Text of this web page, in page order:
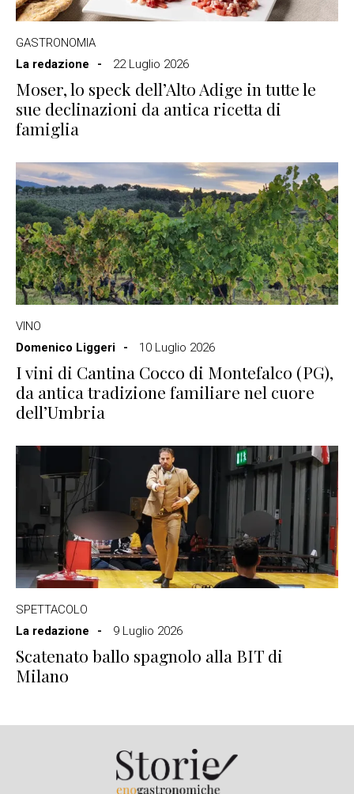
GASTRONOMIA
La redazione
22 Luglio 2026
Moser, lo speck dell’Alto Adige in tutte le
sue declinazioni da antica ricetta di
famiglia
VINO
Domenico Liggeri
10 Luglio 2026
I vini di Cantina Cocco di Montefalco (PG),
da antica tradizione familiare nel cuore
dell’Umbria
SPETTACOLO
La redazione
9 Luglio 2026
Scatenato ballo spagnolo alla BIT di
Milano